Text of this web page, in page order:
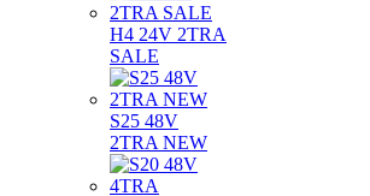
H4 24V 2TRA
SALE
S25 48V
2TRA NEW